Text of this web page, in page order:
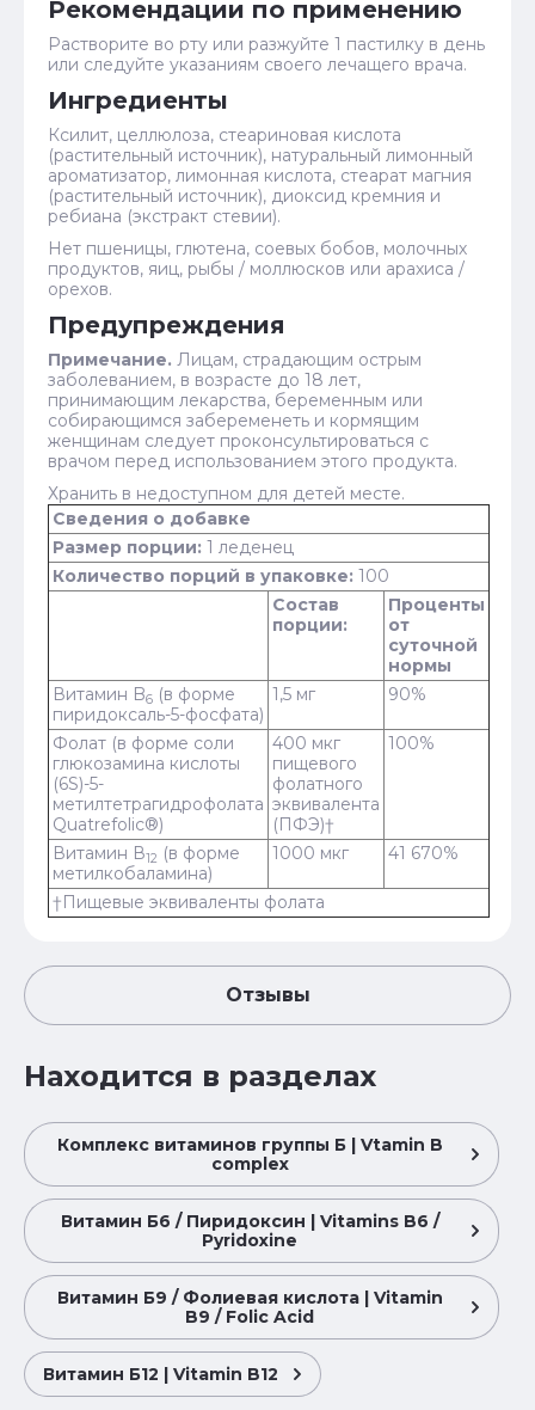
Рекомендации по применению
Растворите во рту или разжуйте 1 пастилку в день
или следуйте указаниям своего лечащего врача.
Ингредиенты
Ксилит, целлюлоза, стеариновая кислота
(растительный источник), натуральный лимонный
ароматизатор, лимонная кислота, стеарат магния
(растительный источник), диоксид кремния и
ребиана (экстракт стевии).
Нет пшеницы, глютена, соевых бобов, молочных
продуктов, яиц, рыбы / моллюсков или арахиса /
орехов.
Предупреждения
Примечание. Лицам, страдающим острым
заболеванием, в возрасте до 18 лет,
принимающим лекарства, беременным или
собирающимся забеременеть и кормящим
женщинам следует проконсультироваться с
врачом перед использованием этого продукта.
Хранить в недоступном для детей месте.
Сведения о добавке
Размер порции: 1 леденец
Количество порций в упаковке: 100
Состав
порции:
Проценты
от
суточной
нормы
Витамин B6 (в форме
пиридоксаль-5-фосфата)
1,5 мг 90%
Фолат (в форме соли
глюкозамина кислоты
(6S)-5-
метилтетрагидрофолата
Quatrefolic®)
400 мкг
пищевого
фолатного
эквивалента
(ПФЭ)†
100%
Витамин В12 (в форме
метилкобаламина)
1000 мкг 41 670%
†Пищевые эквиваленты фолата
Отзывы
Находится в разделах
Комплекс витаминов группы Б | Vtamin B
complex
Витамин Б6 / Пиридоксин | Vitamins B6 /
Pyridoxine
Витамин Б9 / Фолиевая кислота | Vitamin
B9 / Folic Acid
Витамин Б12 | Vitamin B12